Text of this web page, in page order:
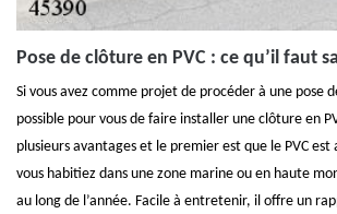
Pose de clôture en PVC : ce qu’il faut
Si vous avez comme projet de procéder à une pose
possible pour vous de faire installer une clôture en
plusieurs avantages et le premier est que le PVC est
vous habitiez dans une zone marine ou en haute
au long de l’année. Facile à entretenir, il offre un